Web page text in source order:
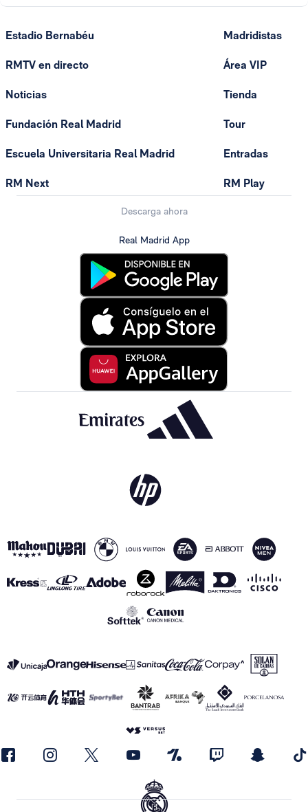
Estadio Bernabéu
RMTV en directo
Noticias
Fundación Real Madrid
Escuela Universitaria Real Madrid
RM Next
Madridistas
Área VIP
Tienda
Tour
Entradas
RM Play
Descarga ahora
Real Madrid App